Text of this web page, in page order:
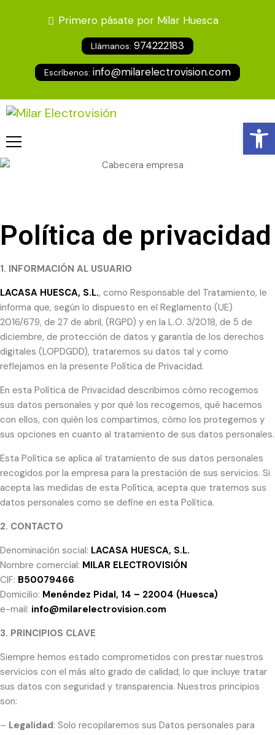
Primero pásate por Milar Huesca
Llámanos: 974222183
Escríbenos: info@milarelectrovision.com
Política de privacidad
1. INFORMACIÓN AL USUARIO
LACASA HUESCA, S.L., como Responsable del Tratamiento, le
informa que, según lo dispuesto en el Reglamento (UE)
2016/679, de 27 de abril, (RGPD) y en la L.O. 3/2018, de 5 de
diciembre, de protección de datos y garantía de los derechos
digitales (LOPDGDD), trataremos su datos tal y como
reflejamos en la presente Política de Privacidad.
En esta Política de Privacidad describimos cómo recogemos
sus datos personales y por qué los recogemos, qué hacemos
con ellos, con quién los compartimos, cómo los protegemos y
sus opciones en cuanto al tratamiento de sus datos personales.
Esta Política se aplica al tratamiento de sus datos personales
recogidos por la empresa para la prestación de sus servicios. Si
acepta las medidas de esta Política, acepta que tratemos sus
datos personales como se define en esta Política.
2. CONTACTO
Denominación social: LACASA HUESCA, S.L.
Nombre comercial: MILAR ELECTROVISIÓN
CIF: B50079466
Domicilio: Menéndez Pidal, 14 – 22004 (Huesca)
e-mail: info@milarelectrovision.com
3. PRINCIPIOS CLAVE
Siempre hemos estado comprometidos con prestar nuestros
servicios con el más alto grado de calidad, lo que incluye tratar
sus datos con seguridad y transparencia. Nuestros principios
son:
– Legalidad: Solo recopilaremos sus Datos personales para